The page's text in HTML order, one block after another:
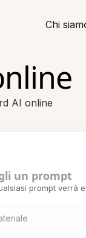
Chi
AI online
un prompt
prompt verrà